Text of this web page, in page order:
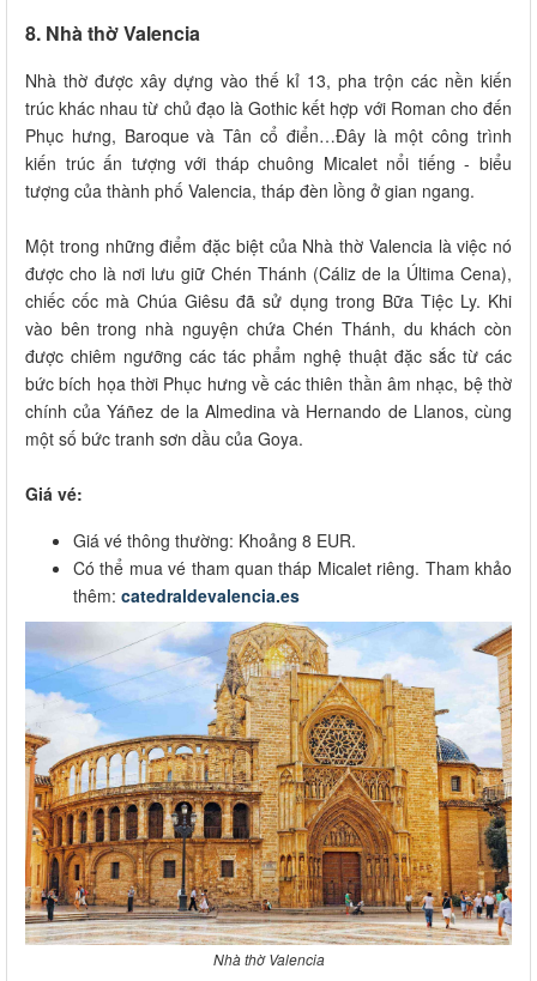
8. Nhà thờ Valencia
Nhà thờ được xây dựng vào thế kỉ 13, pha trộn các nền kiến
trúc khác nhau từ chủ đạo là Gothic kết hợp với Roman cho đến
Phục hưng, Baroque và Tân cổ điển…Đây là một công trình
kiến trúc ấn tượng với tháp chuông Micalet nổi tiếng - biểu
tượng của thành phố Valencia, tháp đèn lồng ở gian ngang.
Một trong những điểm đặc biệt của Nhà thờ Valencia là việc nó
được cho là nơi lưu giữ Chén Thánh (Cáliz de la Última Cena),
chiếc cốc mà Chúa Giêsu đã sử dụng trong Bữa Tiệc Ly. Khi
vào bên trong nhà nguyện chứa Chén Thánh, du khách còn
được chiêm ngưỡng các tác phẩm nghệ thuật đặc sắc từ các
bức bích họa thời Phục hưng về các thiên thần âm nhạc, bệ thờ
chính của Yáñez de la Almedina và Hernando de Llanos, cùng
một số bức tranh sơn dầu của Goya.
Giá vé:
Giá vé thông thường: Khoảng 8 EUR.
Có thể mua vé tham quan tháp Micalet riêng. Tham khảo
thêm: catedraldevalencia.es
Nhà thờ Valencia